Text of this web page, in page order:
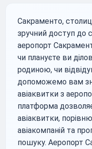
Сакраменто,
зручний доступ до
аеропорт
чи плануєте ви
родиною, чи
допоможемо вам
авіаквитки з
платформа
авіаквитки,
авіакомпаній та
пошуку. Аеропорт